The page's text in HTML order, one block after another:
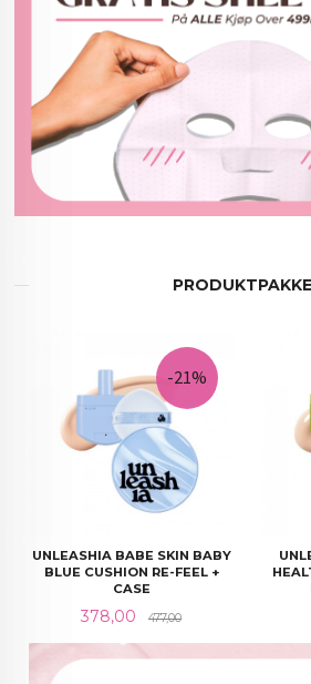
UNLEASHIA BABE SKIN BABY
BLUE CUSHION RE-FEEL +
CASE
Tilbud
378,00 477,00Rabatt@
-21%